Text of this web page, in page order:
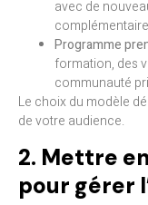
avec de
Programme
formation, des
communauté
Le choix du modèle
de votre audience.
2. Mettre
pour gérer